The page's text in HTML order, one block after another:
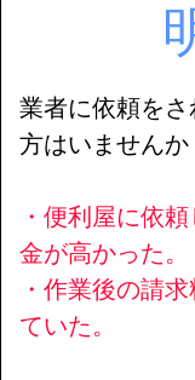
業者に依頼を
方はいませんか
・便利屋に依
金が高かった。
・作業後の請
ていた。